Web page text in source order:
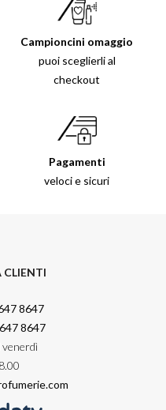
Campioncini omaggio
puoi sceglierli al
checkout
Pagamenti
veloci e sicuri
CLIENTI
8647
8647
venerdì